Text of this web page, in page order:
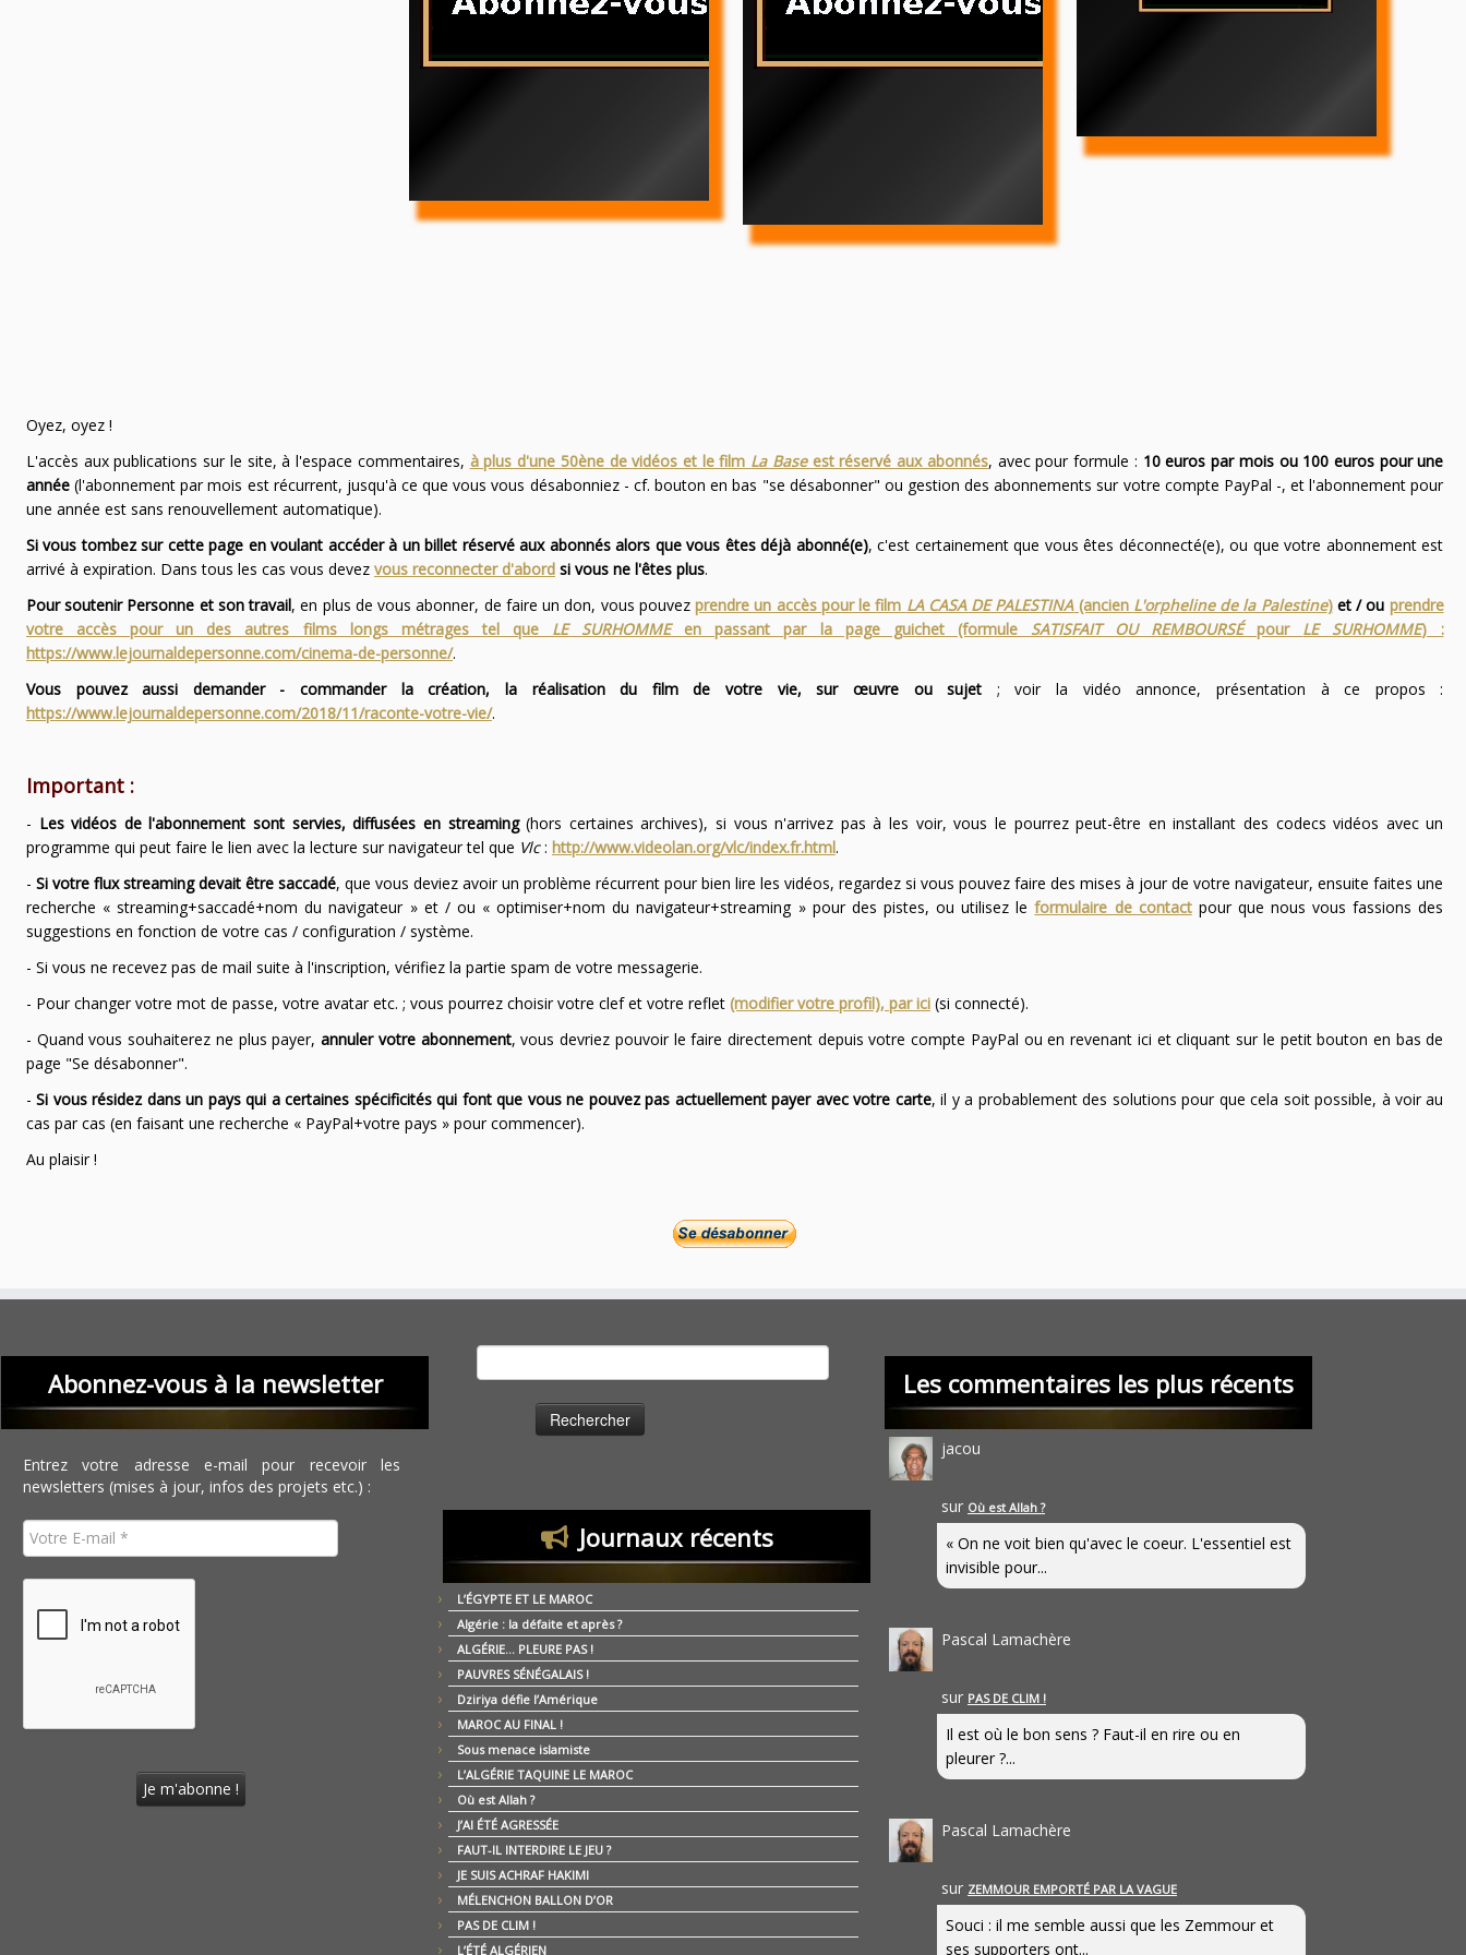
Oyez, oyez !
L'accès aux publications sur le site, à l'espace commentaires, à plus d'une 50ène de vidéos et le film La Baseest réservé aux abonnés, avec pour formule : 10 euros par mois ou 100 euros pour une
année(l'abonnement par mois est récurrent, jusqu'à ce que vous vous désabonniez - cf. bouton en bas "se désabonner" ou gestion des abonnements sur votre compte PayPal -, et l'abonnement pour
une année est sans renouvellement automatique).
Si vous tombez sur cette page en voulant accéder à un billet réservé aux abonnés alors que vous êtes déjà abonné(e), c'est certainement que vous êtes déconnecté(e), ou que votre abonnement est
arrivé à expiration. Dans tous les cas vous devez vous reconnecter d'abordsi vous ne l'êtes plus.
Pour soutenir Personne et son travail, en plus de vous abonner, de faire un don, vous pouvezprendre un accès pour le film LA CASA DE PALESTINA(ancien L'orpheline de la Palestine)et / ou prendre
votre accès pour un des autres films longs métrages tel que LE SURHOMMEen passant par la page guichet (formule SATISFAIT OU REMBOURSÉpour LE SURHOMME) :
https://www.lejournaldepersonne.com/cinema-de-personne/.
Vous pouvez aussi demander - commander la création, la réalisation du film de votre vie, sur œuvre ou sujet ; voir la vidéo annonce, présentation à ce propos :
https://www.lejournaldepersonne.com/2018/11/raconte-votre-vie/.
Important :
- Les vidéos de l'abonnement sont servies, diffusées en streaming(hors certaines archives), si vous n'arrivez pas à les voir, vous le pourrez peut-être en installant des codecs vidéos avec un
programme qui peut faire le lien avec la lecture sur navigateur tel que Vlc: http://www.videolan.org/vlc/index.fr.html.
- Si votre flux streaming devait être saccadé, que vous deviez avoir un problème récurrent pour bien lire les vidéos, regardez si vous pouvez faire des mises à jour de votre navigateur, ensuite faites une
recherche « streaming+saccadé+nom du navigateur » et / ou « optimiser+nom du navigateur+streaming » pour des pistes, ou utilisez leformulaire de contactpour que nous vous fassions des
suggestions en fonction de votre cas / configuration / système.
- Si vous ne recevez pas de mail suite à l'inscription, vérifiez la partie spam de votre messagerie.
- Pour changer votre mot de passe, votre avatar etc. ; vous pourrez choisir votre clef et votre reflet (modifier votre profil), par ici(si connecté).
- Quand vous souhaiterez ne plus payer,annuler votre abonnement, vous devriez pouvoir le faire directement depuis votre compte PayPal ou en revenant ici et cliquant sur le petit bouton en bas de
page "Se désabonner".
-Si vous résidez dans un pays qui a certaines spécificités qui font que vous ne pouvez pas actuellement payer avec votre carte, il y a probablement des solutions pour que cela soit possible, à voir au
cas par cas (en faisant une recherche « PayPal+votre pays » pour commencer).
Au plaisir !
Abonnez-vous à la newsletter
Entrez votre adresse e-mail pour recevoir les
newsletters (mises à jour, infos des projets etc.) :
Journaux récents
L’ÉGYPTE ET LE MAROC
Algérie : la défaite et après ?
ALGÉRIE… PLEURE PAS !
PAUVRES SÉNÉGALAIS !
Dziriya défie l’Amérique
MAROC AU FINAL !
Sous menace islamiste
L’ALGÉRIE TAQUINE LE MAROC
Où est Allah ?
J’AI ÉTÉ AGRESSÉE
FAUT-IL INTERDIRE LE JEU ?
JE SUIS ACHRAF HAKIMI
MÉLENCHON BALLON D’OR
PAS DE CLIM !
L’ÉTÉ ALGÉRIEN
Les commentaires les plus récents
jacou
sur Où est Allah ?
« On ne voit bien qu'avec le coeur. L'essentiel est
invisible pour...
Pascal Lamachère
sur PAS DE CLIM !
Il est où le bon sens ? Faut-il en rire ou en
pleurer ?...
Pascal Lamachère
sur ZEMMOUR EMPORTÉ PAR LA VAGUE
Souci : il me semble aussi que les Zemmour et
ses supporters ont...